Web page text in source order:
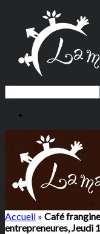
Accueil » Café
entrepreneures, Jeudi